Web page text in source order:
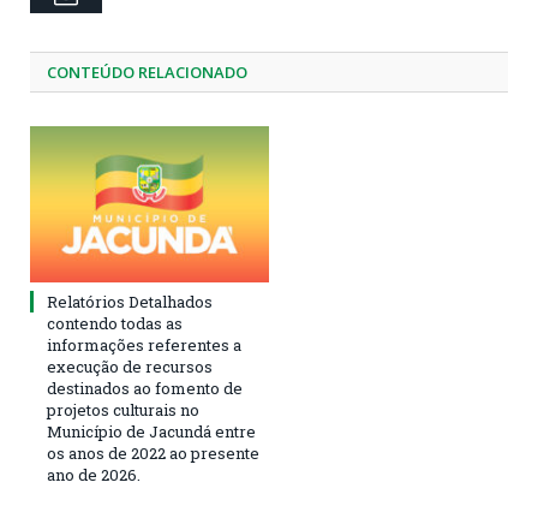
CONTEÚDO RELACIONADO
Relatórios Detalhados
contendo todas as
informações referentes a
execução de recursos
destinados ao fomento de
projetos culturais no
Município de Jacundá entre
os anos de 2022 ao presente
ano de 2026.